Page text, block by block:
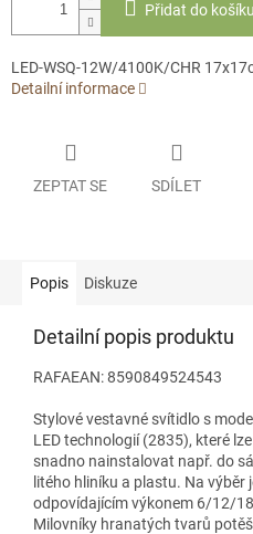
Přidat do košíku
LED-WSQ-12W/4100K/CHR
Detailní informace
ZEPTAT SE SDÍLET
Popis Diskuze
Detailní popis produktu
RAFAEAN: 8590849524543
Stylové vestavné svítidlo s
LED technologií (2835), které
snadno nainstalovat např. do
litého hliníku a plastu. Na výběr
odpovídajícím výkonem 6/12/
Milovníky hranatých tvarů